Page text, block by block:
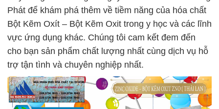
Phát để khám phá thêm về tiềm năng của hóa chất
Bột Kẽm Oxít – Bột Kẽm Oxit trong y học và các lĩnh
vực ứng dụng khác. Chúng tôi cam kết đem đến
cho bạn sản phẩm chất lượng nhất cùng dịch vụ hỗ
trợ tận tình và chuyên nghiệp nhất.